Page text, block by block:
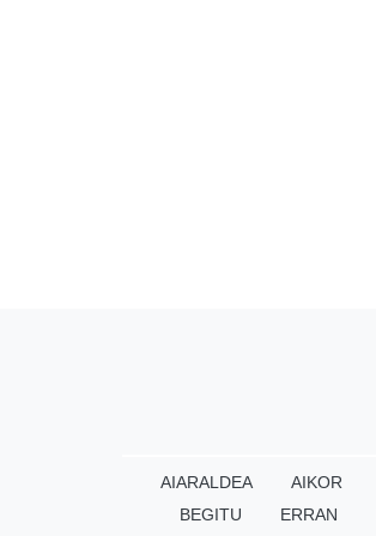
AIARALDEA AIKOR
BEGITU
ERRAN